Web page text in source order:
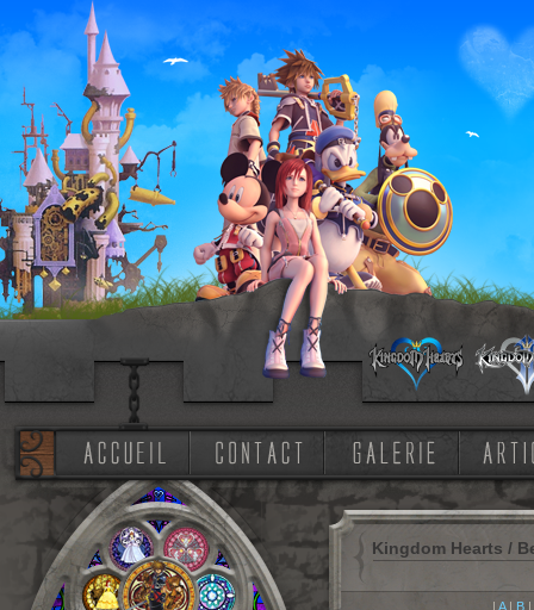
Kingdom Hearts /
|A| B